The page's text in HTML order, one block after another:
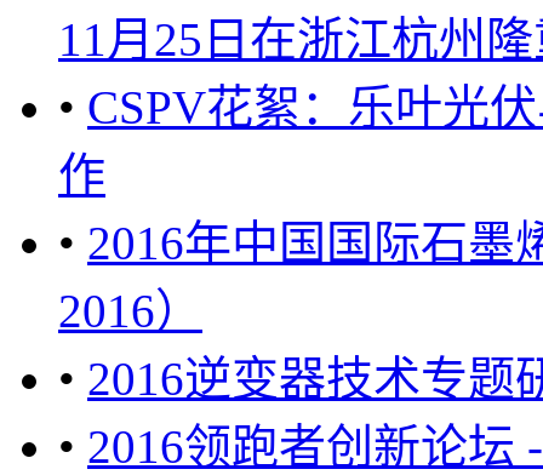
11月25日在浙江杭州
• CSPV花絮：乐叶光
作
• 2016年中国国际石墨
2016）
• 2016逆变器技术专题
• 2016领跑者创新论坛